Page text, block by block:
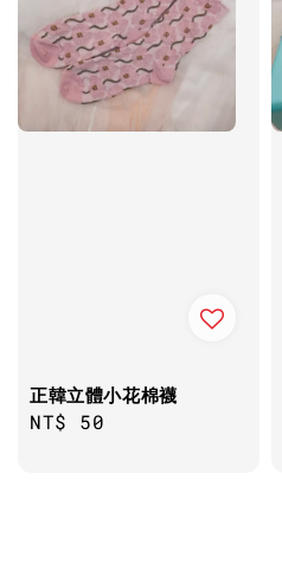
正韓立體小花棉襪
Regular
NT$ 50